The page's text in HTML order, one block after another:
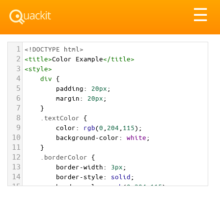
☰
1 <!DOCTYPE html>
2 <title>Color Example</title>
3 <style>
4 div {
5 padding: 20px;
6 margin: 20px;
7 }
8 .textColor {
9 color: rgb(0 204 115);
10 background-color: white;
11 }
12 .borderColor {
13 border-width: 3px;
14 border-style: solid;
15 border-color: rgb(0,204,115);